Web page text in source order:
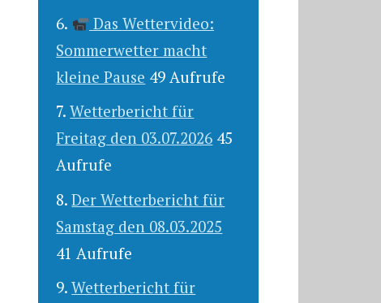
Das Wettervideo:
Sommerwetter macht
kleine Pause 49 Aufrufe
Wetterbericht für
Freitag den 03.07.2026 45
Aufrufe
Der Wetterbericht für
Samstag den 08.03.2025
41 Aufrufe
Wetterbericht für